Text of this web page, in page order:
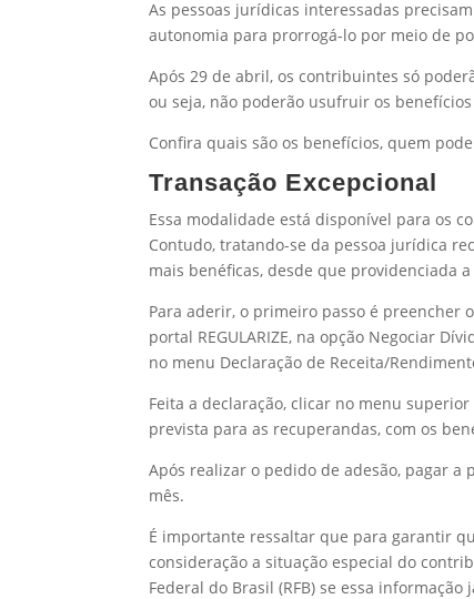
As pessoas jurídicas interessadas
autonomia para prorrogá-lo por meio de
Após 29 de abril, os contribuintes só
ou seja, não poderão usufruir os
Confira quais são os benefícios, quem
Transação Excepcional
Essa modalidade está disponível para os
Contudo, tratando-se da pessoa jurídica
mais benéficas, desde que providenciada
Para aderir, o primeiro passo é
portal REGULARIZE, na opção Negociar
no menu Declaração de Receita/
Feita a declaração, clicar no menu
prevista para as recuperandas, com os
Após realizar o pedido de adesão, pagar
mês.
É importante ressaltar que para garantir
consideração a situação especial do
Federal do Brasil (RFB) se essa informação